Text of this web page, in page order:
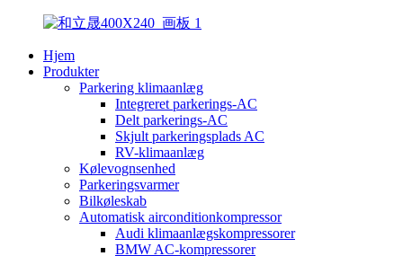
Hjem
Produkter
Parkering klimaanlæg
Integreret parkerings-AC
Delt parkerings-AC
Skjult parkeringsplads AC
RV-klimaanlæg
Kølevognsenhed
Parkeringsvarmer
Bilkøleskab
Automatisk airconditionkompressor
Audi klimaanlægskompressorer
BMW AC-kompressorer